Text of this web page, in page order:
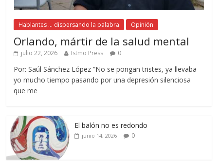
Hablantes ... dispersando la palabra Opinión
Orlando, mártir de la salud mental
julio 22, 2026 Istmo Press 0
Por: Saúl Sánchez López “No se pongan tristes, ya llevaba
yo mucho tiempo pasando por una depresión silenciosa
que me
El balón no es redondo
junio 14, 2026 0